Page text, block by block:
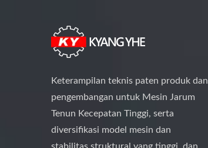
Keterampilan teknis paten produk dan
pengembangan untuk Mesin Jarum
Tenun Kecepatan Tinggi, serta
diversifikasi model mesin dan